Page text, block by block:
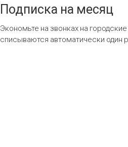
Подписка на месяц
Экономьте на звонках на
списываются автоматически один